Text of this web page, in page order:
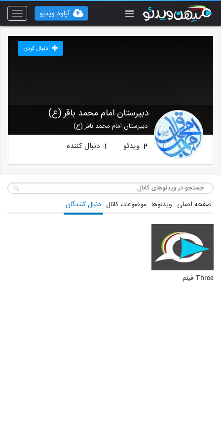
Toggle
آپلود ویدیو
دبیرستان امام محمد باقر (ع)
دبیرستان امام محمد باقر (ع)
دنبال کردن
2 ویدئو 1 دنبال کننده
صفحه اصلی ویدئوها موضوعات کانال دنبال کنندگان
Three فیلم